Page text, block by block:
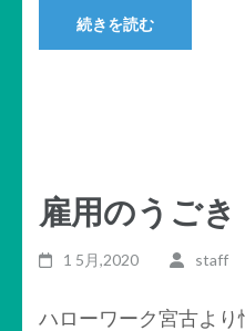
続きを読む
雇用のうご
1 5月,2020 staff
ハローワーク宮古よ